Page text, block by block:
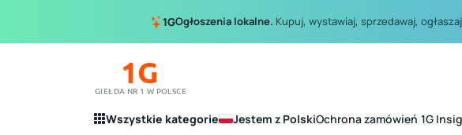
1GOgłoszenia lokalne. Kupuj, wystawiaj, sprzedawaj,
1G
GIEŁDA NR 1 W POLSCE
Wszystkie kategorie Jestem z PolskiOchrona zamówień 1G